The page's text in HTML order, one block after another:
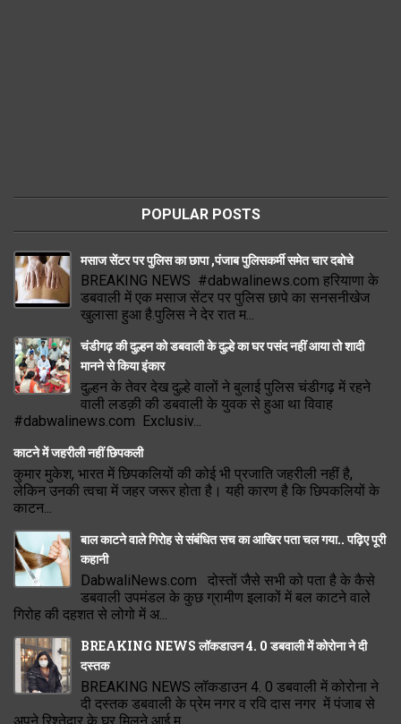
POPULAR POSTS
मसाज सेंटर पर पुलिस का छापा ,पंजाब पुलिसकर्मी समेत चार दबोचे
BREAKING NEWS #dabwalinews.com हरियाणा के
डबवाली में एक मसाज सेंटर पर पुलिस छापे का सनसनीखेज
खुलासा हुआ है.पुलिस ने देर रात म...
चंडीगढ़ की दुल्हन को डबवाली के दुल्हे का घर पसंद नहीं आया तो शादी
मानने से किया इंकार
दुल्हन के तेवर देख दुल्हे वालों ने बुलाई पुलिस चंडीगढ़ में रहने
वाली लडक़ी की डबवाली के युवक से हुआ था विवाह
#dabwalinews.com Exclusiv...
काटने में जहरीली नहीं छिपकली
कुमार मुकेश, भारत में छिपकलियों की कोई भी प्रजाति जहरीली नहीं है,
लेकिन उनकी त्वचा में जहर जरूर होता है। यही कारण है कि छिपकलियों के
काटन...
बाल काटने वाले गिरोह से संबंधित सच का आखिर पता चल गया.. पढ़िए पूरी
कहानी
DabwaliNews.com दोस्तों जैसे सभी को पता है के कैसे
डबवाली उपमंडल के कुछ ग्रामीण इलाकों में बल काटने वाले
गिरोह की दहशत से लोगो में अ...
BREAKING NEWS लॉकडाउन 4. 0 डबवाली में कोरोना ने दी
दस्तक
BREAKING NEWS लॉकडाउन 4. 0 डबवाली में कोरोना ने
दी दस्तक डबवाली के प्रेम नगर व रवि दास नगर में पंजाब से
अपने रिश्तेदार के घर मिलने आई म...